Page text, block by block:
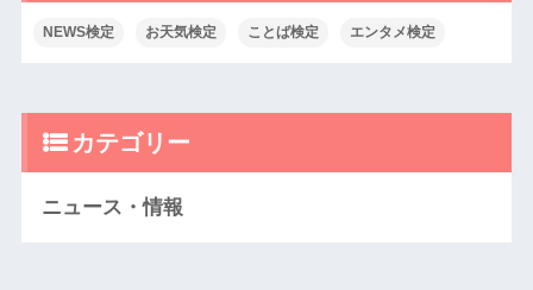
NEWS検定 お天気検定 ことば検定 エンタメ検定
カテゴリー
ニュース・情報